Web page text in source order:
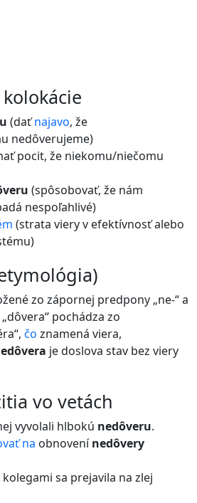
(daťnajavo, že
nedôverujeme)
pocit, že niekomu/niečomu
(spôsobovať, že nám
nespoľahlivé)
(strata viery v efektívnosť alebo
zo zápornej predpony „ne-“ a
pochádza zo
čo znamená viera,
je doslova stav bez viery
vo vetách
vyvolali hlbokú nedôveru.
na obnovenínedôvery
kolegami sa prejavila na zlej